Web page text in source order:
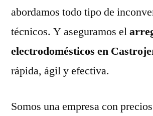
abordamos todo tipo de
técnicos. Y aseguramos el
electrodomésticos en
rápida, ágil y efectiva.
Somos una empresa con precios